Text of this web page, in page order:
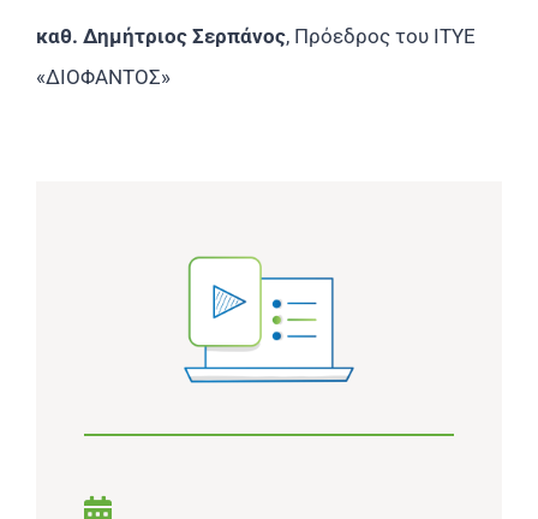
καθ. Δημήτριος Σερπάνος, Πρόεδρος του ΙΤΥΕ
«ΔΙΟΦΑΝΤΟΣ»